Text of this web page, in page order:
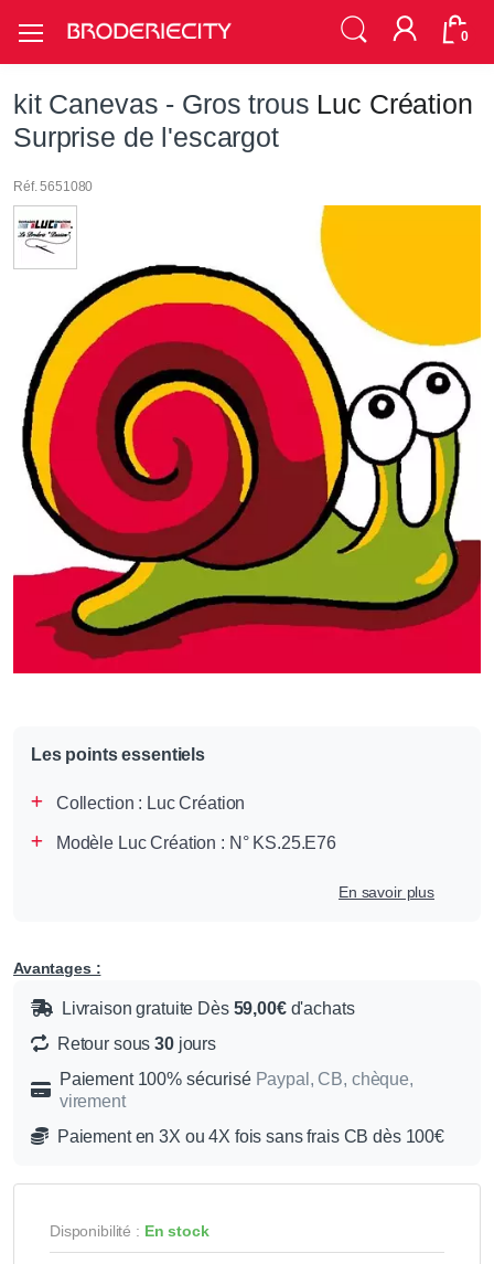
0
kit Canevas - Gros trous Luc Création
Surprise de l'escargot
Réf. 5651080
Les points essentiels
Collection : Luc Création
Modèle Luc Création : N° KS.25.E76
En savoir plus
Avantages :
Livraison gratuite Dès 59,00€d'achats
Retour sous30jours
Paiement 100% sécurisé Paypal, CB, chèque,
virement
Paiement en 3X ou 4X fois sans frais CB dès 100€
Disponibilité : En stock